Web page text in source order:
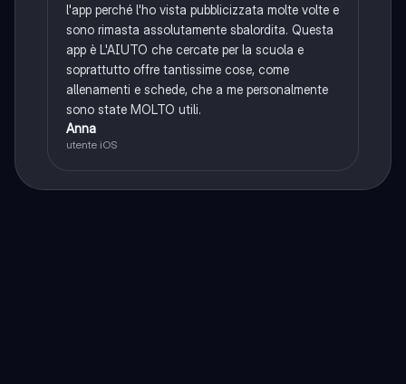
l'app perché l'ho vista pubblicizzata molte volte e
sono rimasta assolutamente sbalordita. Questa
app è L'AIUTO che cercate per la scuola e
soprattutto offre tantissime cose, come
allenamenti e schede, che a me personalmente
sono state MOLTO utili.
Anna
utente iOS